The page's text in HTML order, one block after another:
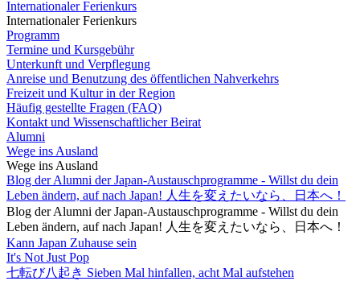
Internationaler Ferienkurs
Internationaler Ferienkurs
Programm
Termine und Kursgebühr
Unterkunft und Verpflegung
Anreise und Benutzung des öffentlichen Nahverkehrs
Freizeit und Kultur in der Region
Häufig gestellte Fragen (FAQ)
Kontakt und Wissenschaftlicher Beirat
Alumni
Wege ins Ausland
Wege ins Ausland
Blog der Alumni der Japan-Austauschprogramme - Willst du dein
Leben ändern, auf nach Japan! 人生を変えたいなら、日本へ！
Blog der Alumni der Japan-Austauschprogramme - Willst du dein
Leben ändern, auf nach Japan! 人生を変えたいなら、日本へ！
Kann Japan Zuhause sein
It's Not Just Pop
七転び八起き Sieben Mal hinfallen, acht Mal aufstehen